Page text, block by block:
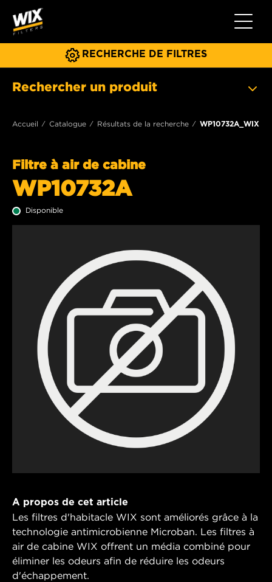
Toggle
RECHERCHE DE FILTRES
Rechercher un produit
Accueil Catalogue Résultats de la recherche WP10732A_WIX
Filtre à air de cabine
WP10732A
Disponible
A propos de cet article
Les filtres d'habitacle WIX sont améliorés grâce à la
technologie antimicrobienne Microban. Les filtres à
air de cabine WIX offrent un média combiné pour
éliminer les odeurs afin de réduire les odeurs
d'échappement.